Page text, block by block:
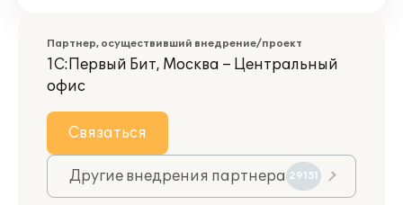
Партнер, осуществивший внедрение/проект
1С:Первый Бит, Москва – Центральный
офис
Связаться
Другие внедрения партнера 29151